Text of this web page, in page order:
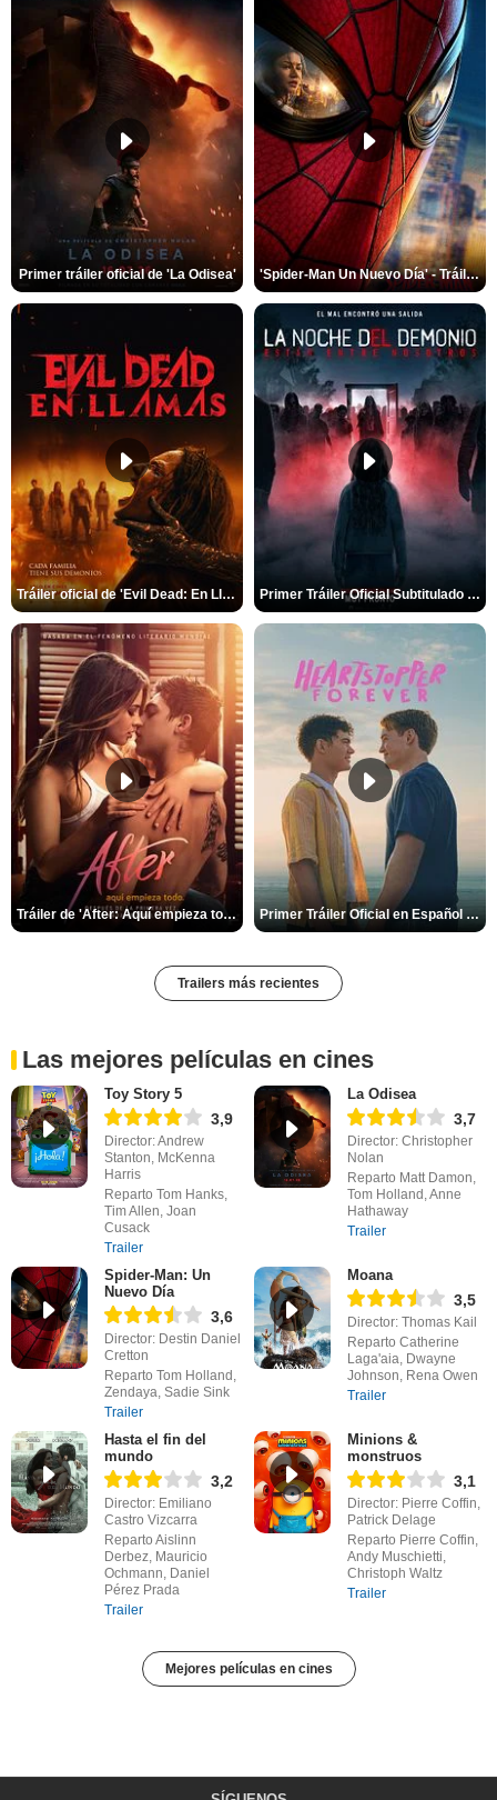
Primer tráiler oficial de 'La Odisea' 'Spider-Man Un Nuevo Día' - Tráiler oficial subtitulado
Tráiler oficial de 'Evil Dead: En Llamas' Primer Tráiler Oficial Subtitulado de 'La Noche Del Demonio: Están Entre Nosotros'
Tráiler de 'After: Aquí empieza todo' Primer Tráiler Oficial en Español de 'Heartstopper Forever'
Trailers más recientes
Las mejores películas en cines
Toy Story 5
3,9
Director: Andrew
Stanton, McKenna
Harris
Reparto Tom Hanks,
Tim Allen, Joan
Cusack
Trailer
La Odisea
3,7
Director: Christopher
Nolan
Reparto Matt Damon,
Tom Holland, Anne
Hathaway
Trailer
Spider-Man: Un
Nuevo Día
3,6
Director: Destin Daniel
Cretton
Reparto Tom Holland,
Zendaya, Sadie Sink
Trailer
Moana
3,5
Director: Thomas Kail
Reparto Catherine
Laga'aia, Dwayne
Johnson, Rena Owen
Trailer
Hasta el fin del
mundo
3,2
Director: Emiliano
Castro Vizcarra
Reparto Aislinn
Derbez, Mauricio
Ochmann, Daniel
Pérez Prada
Trailer
Minions &
monstruos
3,1
Director: Pierre Coffin,
Patrick Delage
Reparto Pierre Coffin,
Andy Muschietti,
Christoph Waltz
Trailer
Mejores películas en cines